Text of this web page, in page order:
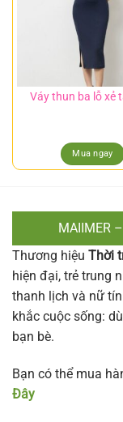
Váy thun ba lỗ xẻ
Mua ngay
MAIIMER
Thương hiệu Thời
hiện đại, trẻ trung
thanh lịch và nữ
khắc cuộc sống:
bạn bè.
Bạn có thể mua
Đây